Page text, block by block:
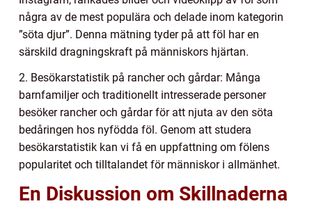
några av de mest populära och delade inom kategorin
”söta djur”. Denna mätning tyder på att föl har en
särskild dragningskraft på människors hjärtan.
2. Besökarstatistik på rancher och gårdar: Många
barnfamiljer och traditionellt intresserade personer
besöker rancher och gårdar för att njuta av den söta
bedåringen hos nyfödda föl. Genom att studera
besökarstatistik kan vi få en uppfattning om fölens
popularitet och tilltalandet för människor i allmänhet.
En Diskussion om Skillnaderna